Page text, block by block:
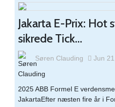
Jakarta E-Prix: Hot
sikrede Tick...
Søren Clauding Jun
2025 ABB Formel E
JakartaEfter næsten fire år i